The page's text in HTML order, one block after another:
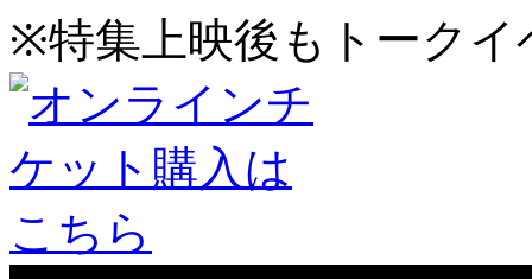
※特集上映後もトークイ